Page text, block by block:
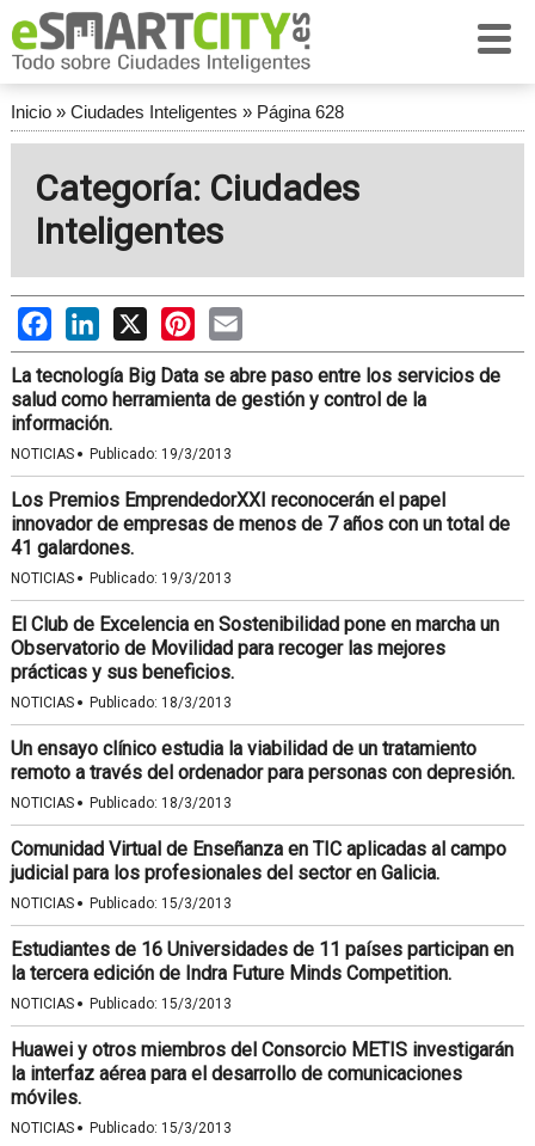
Inicio» Ciudades Inteligentes » Página 628
Categoría: Ciudades
Inteligentes
FacebookLinkedIn
X PinterestEmail
La tecnología Big Data se abre paso entre los servicios de
salud como herramienta de gestión y control de la
información.
NOTICIAS · Publicado: 19/3/2013
Los Premios EmprendedorXXI reconocerán el papel
innovador de empresas de menos de 7 años con un total de
41 galardones.
NOTICIAS · Publicado: 19/3/2013
El Club de Excelencia en Sostenibilidad pone en marcha un
Observatorio de Movilidad para recoger las mejores
prácticas y sus beneficios.
NOTICIAS · Publicado: 18/3/2013
Un ensayo clínico estudia la viabilidad de un tratamiento
remoto a través del ordenador para personas con depresión.
NOTICIAS · Publicado: 18/3/2013
Comunidad Virtual de Enseñanza en TIC aplicadas al campo
judicial para los profesionales del sector en Galicia.
NOTICIAS · Publicado: 15/3/2013
Estudiantes de 16 Universidades de 11 países participan en
la tercera edición de Indra Future Minds Competition.
NOTICIAS · Publicado: 15/3/2013
Huawei y otros miembros del Consorcio METIS investigarán
la interfaz aérea para el desarrollo de comunicaciones
móviles.
NOTICIAS · Publicado: 15/3/2013